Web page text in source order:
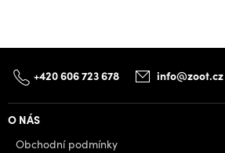
+420 606 723 678 info@zoot.cz
O NÁS
Obchodní podmínky